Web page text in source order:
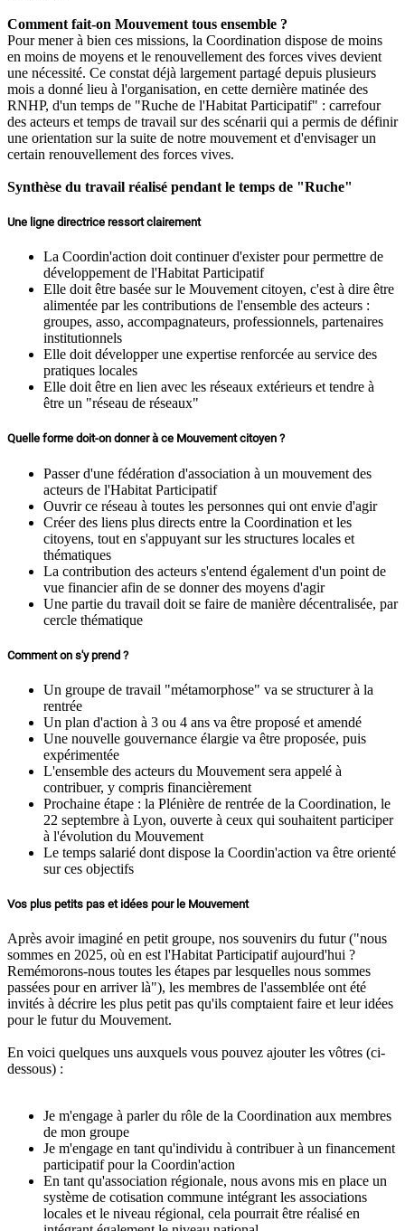
Comment fait-on Mouvement tous ensemble ?
Pour mener à bien ces missions, la Coordination dispose de moins
en moins de moyens et le renouvellement des forces vives devient
une nécessité. Ce constat déjà largement partagé depuis plusieurs
mois a donné lieu à l'organisation, en cette dernière matinée des
RNHP, d'un temps de "Ruche de l'Habitat Participatif" : carrefour
des acteurs et temps de travail sur des scénarii qui a permis de définir
une orientation sur la suite de notre mouvement et d'envisager un
certain renouvellement des forces vives.
Synthèse du travail réalisé pendant le temps de "Ruche"
Une ligne directrice ressort clairement
La Coordin'action doit continuer d'exister pour permettre de
développement de l'Habitat Participatif
Elle doit être basée sur le Mouvement citoyen, c'est à dire être
alimentée par les contributions de l'ensemble des acteurs :
groupes, asso, accompagnateurs, professionnels, partenaires
institutionnels
Elle doit développer une expertise renforcée au service des
pratiques locales
Elle doit être en lien avec les réseaux extérieurs et tendre à
être un "réseau de réseaux"
Quelle forme doit-on donner à ce Mouvement citoyen ?
Passer d'une fédération d'association à un mouvement des
acteurs de l'Habitat Participatif
Ouvrir ce réseau à toutes les personnes qui ont envie d'agir
Créer des liens plus directs entre la Coordination et les
citoyens, tout en s'appuyant sur les structures locales et
thématiques
La contribution des acteurs s'entend également d'un point de
vue financier afin de se donner des moyens d'agir
Une partie du travail doit se faire de manière décentralisée, par
cercle thématique
Comment on s'y prend ?
Un groupe de travail "métamorphose" va se structurer à la
rentrée
Un plan d'action à 3 ou 4 ans va être proposé et amendé
Une nouvelle gouvernance élargie va être proposée, puis
expérimentée
L'ensemble des acteurs du Mouvement sera appelé à
contribuer, y compris financièrement
Prochaine étape : la Plénière de rentrée de la Coordination, le
22 septembre à Lyon, ouverte à ceux qui souhaitent participer
à l'évolution du Mouvement
Le temps salarié dont dispose la Coordin'action va être orienté
sur ces objectifs
Vos plus petits pas et idées pour le Mouvement
Après avoir imaginé en petit groupe, nos souvenirs du futur ("nous
sommes en 2025, où en est l'Habitat Participatif aujourd'hui ?
Remémorons-nous toutes les étapes par lesquelles nous sommes
passées pour en arriver là"), les membres de l'assemblée ont été
invités à décrire les plus petit pas qu'ils comptaient faire et leur idées
pour le futur du Mouvement.
En voici quelques uns auxquels vous pouvez ajouter les vôtres (ci-
dessous) :
Je m'engage à parler du rôle de la Coordination aux membres
de mon groupe
Je m'engage en tant qu'individu à contribuer à un financement
participatif pour la Coordin'action
En tant qu'association régionale, nous avons mis en place un
système de cotisation commune intégrant les associations
locales et le niveau régional, cela pourrait être réalisé en